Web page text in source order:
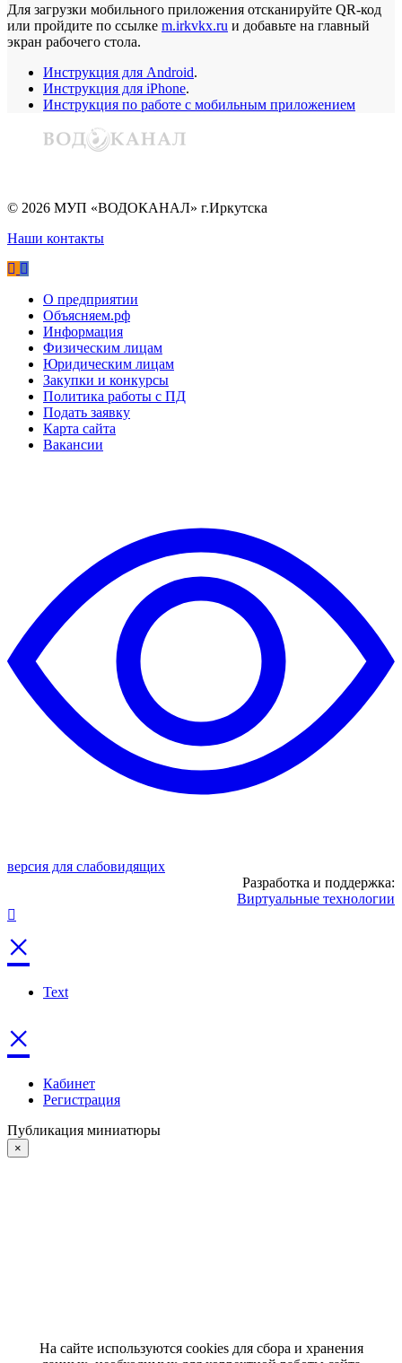
Для загрузки мобильного приложения отсканируйте QR-код
или пройдите по ссылке m.irkvkx.ru и добавьте на главный
экран рабочего стола.
Инструкция для Android.
Инструкция для iPhone.
Инструкция по работе с мобильным приложением
© 2026 МУП «ВОДОКАНАЛ» г.Иркутска
Наши контакты
О предприятии
Объясняем.рф
Информация
Физическим лицам
Юридическим лицам
Закупки и конкурсы
Политика работы с ПД
Подать заявку
Карта сайта
Вакансии
версия для слабовидящих
Разработка и поддержка:
Виртуальные технологии
×
Text
×
Кабинет
Регистрация
Публикация миниатюры
×
На сайте используются cookies для сбора и хранения